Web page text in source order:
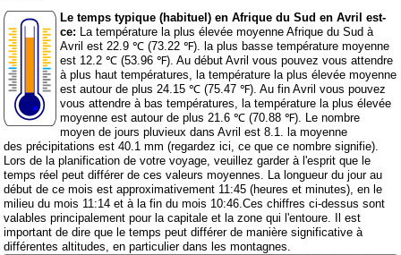
Le temps typique (habituel) en Afrique du Sud en Avril est-
ce: La température la plus élevée moyenne Afrique du Sud à
Avril est 22.9 ℃ (73.22 ℉). la plus basse température moyenne
est 12.2 ℃ (53.96 ℉). Au début Avril vous pouvez vous attendre
à plus haut températures, la température la plus élevée moyenne
est autour de plus 24.15 ℃ (75.47 ℉). Au fin Avril vous pouvez
vous attendre à bas températures, la température la plus élevée
moyenne est autour de plus 21.6 ℃ (70.88 ℉). Le nombre
moyen de jours pluvieux dans Avril est 8.1. la moyenne
des précipitations est 40.1 mm (regardez ici, ce que ce nombre signifie).
Lors de la planification de votre voyage, veuillez garder à l'esprit que le
temps réel peut différer de ces valeurs moyennes. La longueur du jour au
début de ce mois est approximativement 11:45 (heures et minutes), en le
milieu du mois 11:14 et à la fin du mois 10:46.Ces chiffres ci-dessus sont
valables principalement pour la capitale et la zone qui l'entoure. Il est
important de dire que le temps peut différer de manière significative à
différentes altitudes, en particulier dans les montagnes.